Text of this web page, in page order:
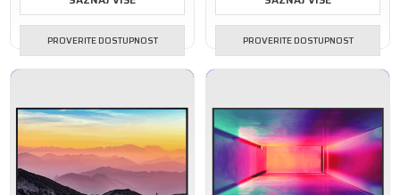
PROVERITE DOSTUPNOST PROVERITE DOSTUPNOST